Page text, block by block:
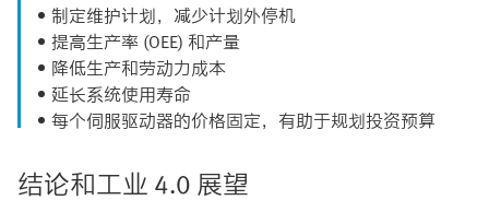
制定维护计划，减少计划外停机
提高生产率 (OEE) 和产量
降低生产和劳动力成本
延长系统使用寿命
每个伺服驱动器的价格固定，有助于规划投资预算
结论和工业 4.0 展望